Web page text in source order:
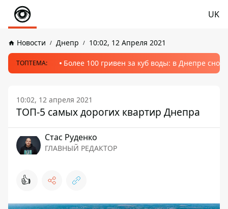
UK
Новости Днепр 10:02, 12 Апреля 2021
ТОПТЕМА: Более 100 гривен за куб воды: в Днепре
10:02, 12 апреля 2021
ТОП-5 самых дорогих квартир Днепра
Стаc Руденко
ГЛАВНЫЙ РЕДАКТОР
👍